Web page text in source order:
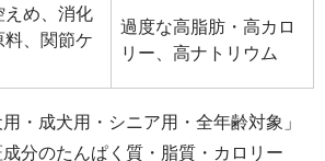
えめ、消化
料、関節ケ
過度な高脂肪・高カロ
リー、高ナトリウム
・成犬用・シニア用・全年齢対象」
分のたんぱく質・脂質・カロリー